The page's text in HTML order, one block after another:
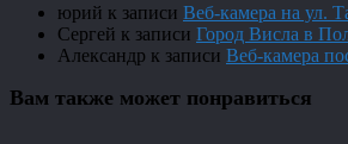
юрий к записи Веб-камера на ул.
Сергей к записи Город Висла в
Александр к записи Веб-камера
Вам также может понравиться